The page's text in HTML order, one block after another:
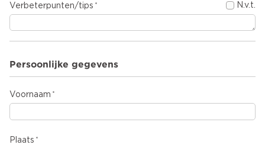
Verbeterpunten/tips N.v.t.
Persoonlijke gegevens
Voornaam
Plaats